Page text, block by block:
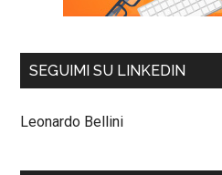
SEGUIMI SU LINKEDIN
Leonardo Bellini